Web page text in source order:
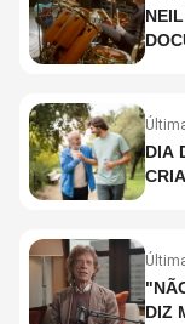
DIA DOS
DIZ